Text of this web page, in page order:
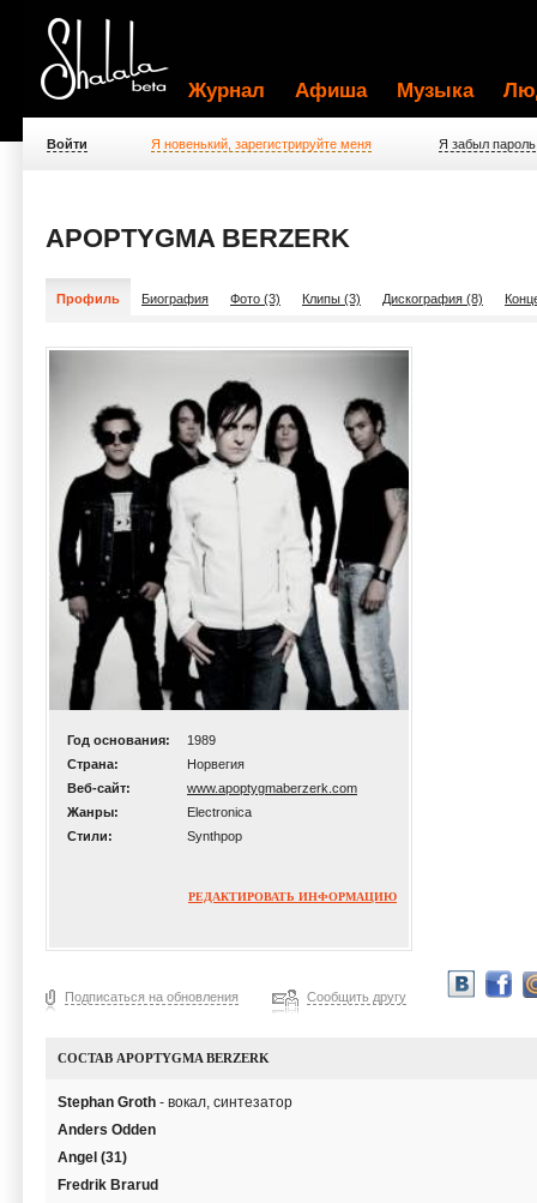
Журнал Афиша Музыка
Войти Я новенький, зарегистрируйте меня Я забыл пароль
APOPTYGMA BERZERK
Профиль Биография Фото (3) Клипы (3) Дискография (8)
Год основания:
1989
Страна:
Норвегия
Веб-сайт:
www.apoptygmaberzerk.com
Жанры:
Electronica
Стили:
Synthpop
РЕДАКТИРОВАТЬ ИНФОРМАЦИЮ
Подписаться на обновления Сообщить другу
СОСТАВ APOPTYGMA BERZERK
Stephan Groth - вокал, синтезатор
Anders Odden
Angel (31)
Fredrik Brarud